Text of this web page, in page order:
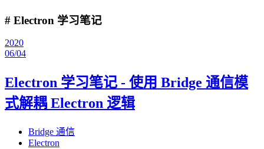
# Electron 学习笔记
2020
06/04
Electron 学习笔记 - 使用 Bridge 通信模
式解耦 Electron 逻辑
Bridge 通信
Electron